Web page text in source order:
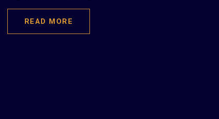
READ MORE